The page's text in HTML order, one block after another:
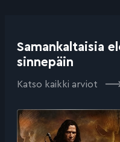
Samankaltaisia
sinnepäin
Katso kaikki arviot